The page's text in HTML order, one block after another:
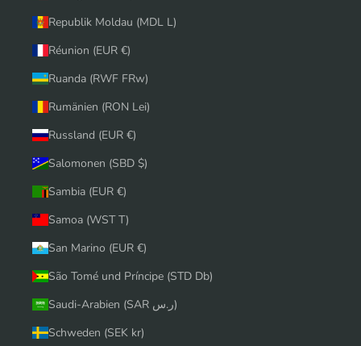
Republik Moldau (MDL L)
Réunion (EUR €)
Ruanda (RWF FRw)
Rumänien (RON Lei)
Russland (EUR €)
Salomonen (SBD $)
Sambia (EUR €)
Samoa (WST T)
San Marino (EUR €)
São Tomé und Príncipe (STD Db)
Saudi-Arabien (SAR ر.س)
Schweden (SEK kr)